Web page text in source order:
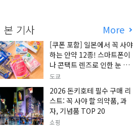
본 기사 More
[쿠폰 포함] 일본에서 꼭 사야
하는 안약 12종! 스마트폰이
나 콘택트 렌즈로 인한 눈 피
로에 최적!
도쿄
2026 돈키호테 필수 구매 리
스트: 꼭 사야 할 의약품, 과
자, 기념품 TOP 20
쇼핑